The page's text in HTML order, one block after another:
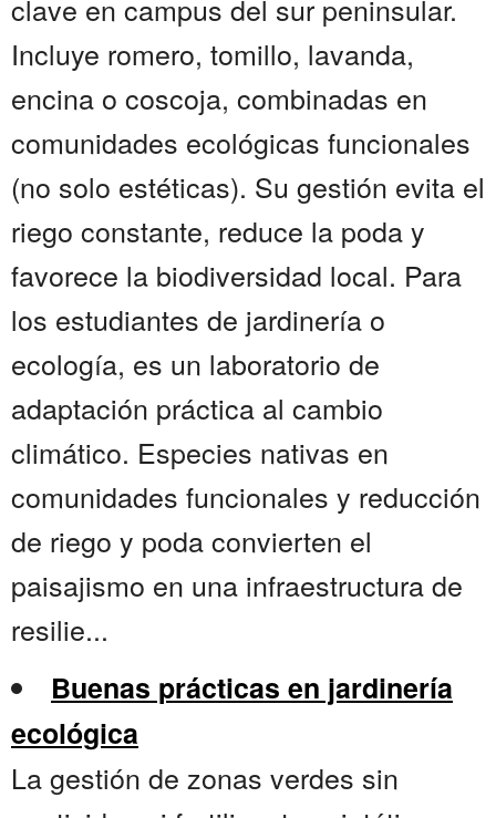
clave en campus del sur peninsular.
Incluye romero, tomillo, lavanda,
encina o coscoja, combinadas en
comunidades ecológicas funcionales
(no solo estéticas). Su gestión evita el
riego constante, reduce la poda y
favorece la biodiversidad local. Para
los estudiantes de jardinería o
ecología, es un laboratorio de
adaptación práctica al cambio
climático. Especies nativas en
comunidades funcionales y reducción
de riego y poda convierten el
paisajismo en una infraestructura de
resilie...
Buenas prácticas en jardinería
ecológica
La gestión de zonas verdes sin